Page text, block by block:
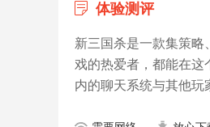
体验测评
新三国杀是一款集策
戏的热爱者，都能在
内的聊天系统与其他玩